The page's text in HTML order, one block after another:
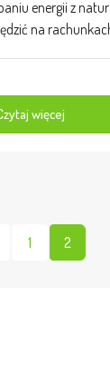
energii z
na
więcej
1 2